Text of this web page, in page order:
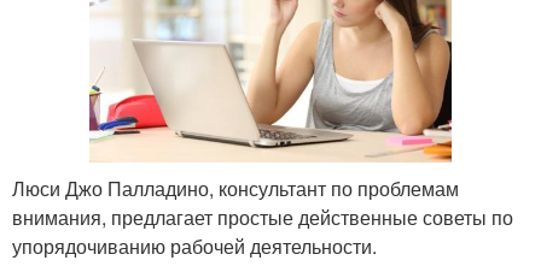
Люси Джо Палладино, консультант по проблемам
внимания, предлагает простые действенные советы по
упорядочиванию рабочей деятельности.